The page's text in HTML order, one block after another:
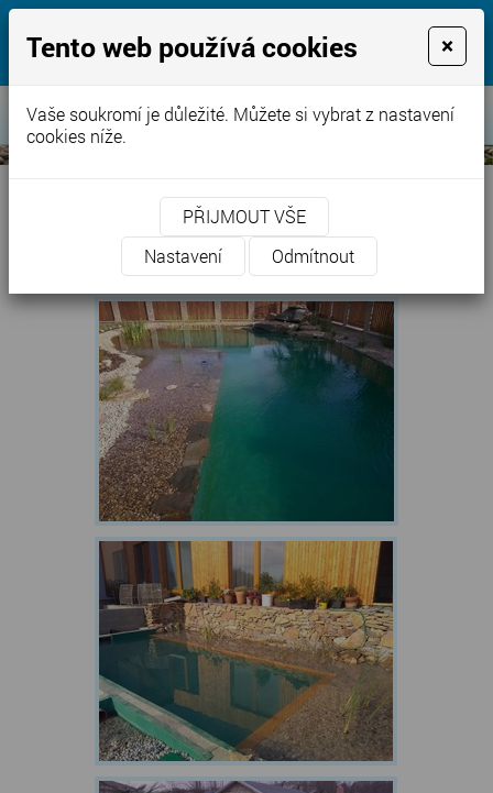
jezírka-bazény.cz
Voda, naše starost pro Vaši radost
Biobazény (přírodní bazény) hudba
budoucnosti
Tento web používá cookies ×
Vaše soukromí je důležité. Můžete si vybrat z nastavení
cookies níže.
PŘIJMOUT VŠE
Nastavení
Odmítnout